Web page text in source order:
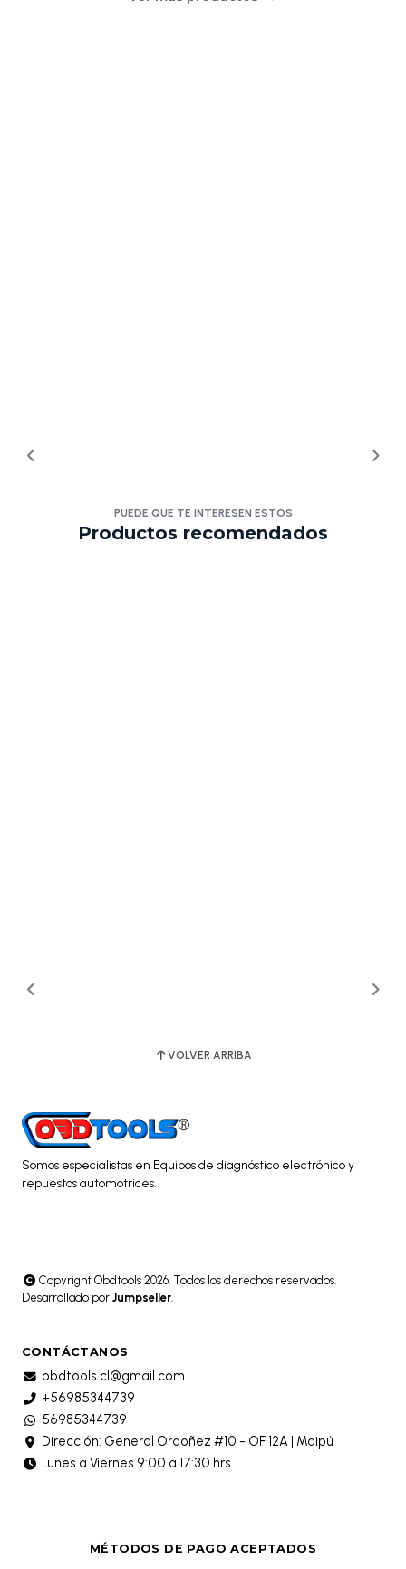
PUEDE QUE TE INTERESEN ESTOS
Productos recomendados
VOLVER ARRIBA
Somos especialistas en Equipos de diagnóstico electrónico y
repuestos automotrices.
Copyright Obdtools 2026. Todos los derechos reservados.
Desarrollado por Jumpseller
CONTÁCTANOS
obdtools.cl@gmail.com
+56985344739
56985344739
Dirección: General Ordoñez #10 - OF 12A | Maipú
Lunes a Viernes 9:00 a 17:30 hrs.
MÉTODOS DE PAGO ACEPTADOS